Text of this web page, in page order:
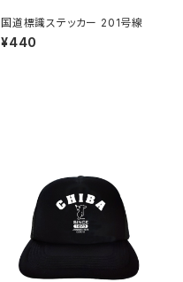
国道標識ステッカー 201号線
¥440